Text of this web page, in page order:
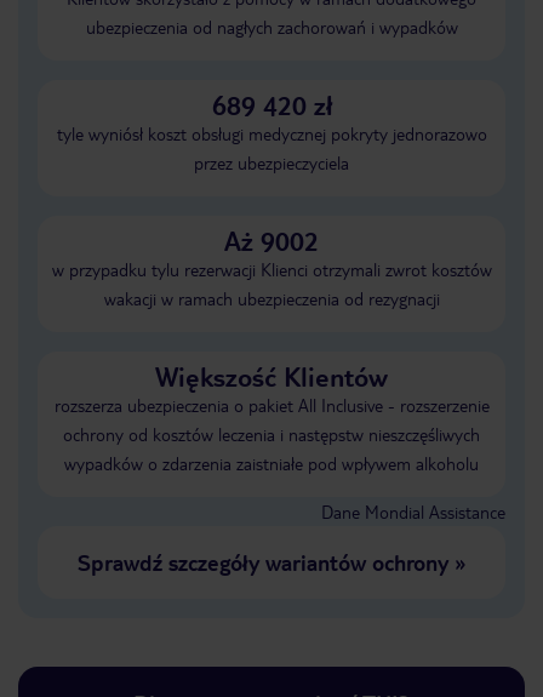
ubezpieczenia od nagłych zachorowań i wypadków
689 420 zł
tyle wyniósł koszt obsługi medycznej pokryty jednorazowo
przez ubezpieczyciela
Aż 9002
w przypadku tylu rezerwacji Klienci otrzymali zwrot kosztów
wakacji w ramach ubezpieczenia od rezygnacji
Większość Klientów
rozszerza ubezpieczenia o pakiet All Inclusive - rozszerzenie
ochrony od kosztów leczenia i następstw nieszczęśliwych
wypadków o zdarzenia zaistniałe pod wpływem alkoholu
Dane Mondial Assistance
Sprawdź szczegóły wariantów ochrony»